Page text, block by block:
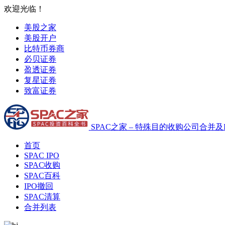
欢迎光临！
美股之家
美股开户
比特币券商
必贝证券
盈透证券
复星证券
致富证券
SPAC之家 – 特殊目的收购公司合并
首页
SPAC IPO
SPAC收购
SPAC百科
IPO撤回
SPAC清算
合并列表